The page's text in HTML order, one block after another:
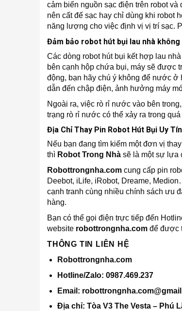
cảm biến nguồn sạc điện trên robot
nên cất đế sạc hay chỉ dùng khi robot
năng lượng cho việc định vị vị trí sạc.
Đảm bảo robot hút bụi lau nhà
Các dòng robot hút bụi kết hợp lau
bên cạnh hộp chứa bụi, máy sẽ được
động, bạn hãy chú ý không để nước
dẫn đến chập điện, ảnh hưởng máy
Ngoài ra, việc rò rỉ nước vào bên
trạng rò rỉ nước có thể xảy ra trong
Địa Chỉ Thay Pin Robot Hút Bụi Uy
Nếu bạn đang tìm kiếm một đơn vị
thì Robot Trong Nhà sẽ là một sự lựa
Robottrongnha.com cung cấp pin
Deebot, iLife, iRobot, Dreame,
cạnh tranh cùng nhiều chính sách ưu
hàng.
Bạn có thể gọi điện trực tiếp đến
website robottrongnha.com để được
THÔNG TIN LIÊN HỆ
Robottrongnha.com
Hotline/Zalo: 0987.469.237
Email:
Địa chỉ: Tòa V3 The Vesta – Phú